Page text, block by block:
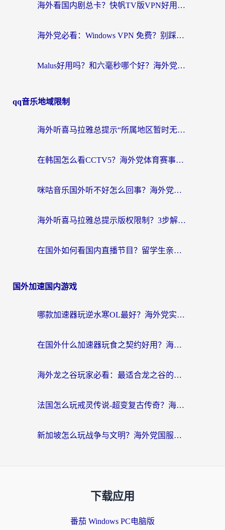
海外看国内剧总卡？快帆TV版VPN好用吗？和快滚VPN对比哪个回国效果更好？
海外党必看：Windows VPN 免费？别踩坑！教你选对好用的国内加速器无缝回国
Malus好用吗？和六毫秒哪个好？海外党选回国加速器的避坑指南
qq音乐地域限制
海外听喜马拉雅总提示“所属地区暂时无版权”？这个限制解除方法亲测有效！
在韩国怎么看CCTV5？海外党体育赛事+中文解说观看终极指南
咪咕音乐国外听不好怎么回事？海外党听歌自由的终极解决方案来了
海外听喜马拉雅总提示版权限制？3步解决+2个音乐平台问题全攻略
在国外如何看国内直播节目？留学生亲测有效的追剧加速指南
国外加速国内游戏
哪款加速器玩逆水寒OL最好？海外党实测后的终极选择指南
在国外什么加速器玩食之契约好用？海外党亲测有效的国服游戏加速指南
海外龙之谷玩家必看：最适合龙之谷的加速器，解决延迟卡顿还能畅玩幻书启示录和梦幻西游？
法国怎么玩戒灵传说-超变复古传奇？海外玩家国服游戏加速终极指南
新加坡怎么玩战争与文明？海外党国服游戏加速器终极避坑指南
下载应用
番茄 Windows PC电脑版